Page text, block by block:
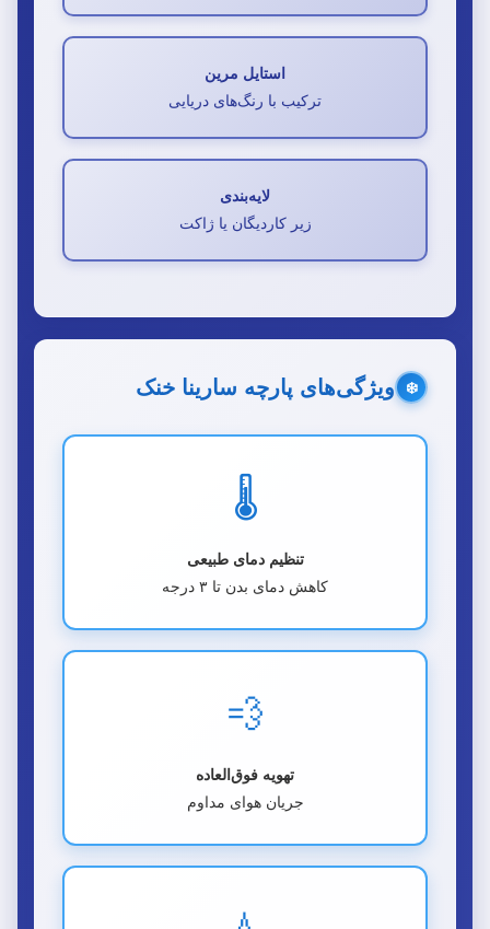
استایل مرین
ترکیب با رنگ‌های دریایی
لایه‌بندی
زیر کاردیگان یا ژاکت
❄️ ویژگی‌های پارچه سارینا خنک
🌡️
تنظیم دمای طبیعی
کاهش دمای بدن تا ۳ درجه
💨
تهویه فوق‌العاده
جریان هوای مداوم